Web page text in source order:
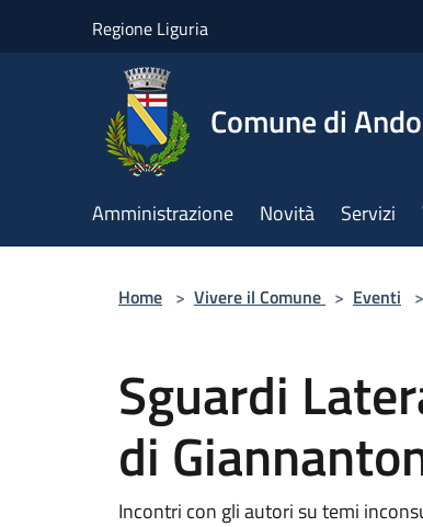
Regione Liguria
Comune di
Amministrazione Novità Servizi
Home > Vivere il Comune > Eventi >
Sguardi
di
Incontri con gli autori su temi